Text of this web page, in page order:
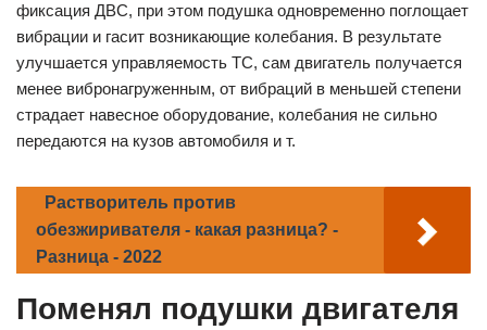
фиксация ДВС, при этом подушка одновременно поглощает
вибрации и гасит возникающие колебания. В результате
улучшается управляемость ТС, сам двигатель получается
менее вибронагруженным, от вибраций в меньшей степени
страдает навесное оборудование, колебания не сильно
передаются на кузов автомобиля и т.
Растворитель против
обезжиривателя - какая разница? -
Разница - 2022
Поменял подушки двигателя